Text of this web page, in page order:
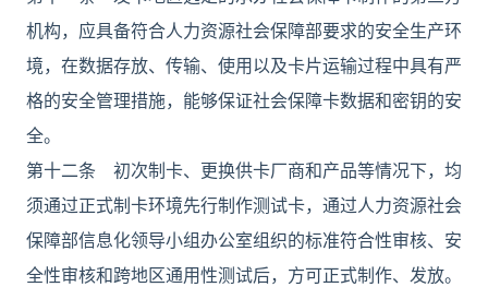
机构，应具备符合人力资源社会保障部要求的安全生产环
境，在数据存放、传输、使用以及卡片运输过程中具有严
格的安全管理措施，能够保证社会保障卡数据和密钥的安
全。
第十二条 初次制卡、更换供卡厂商和产品等情况下，均
须通过正式制卡环境先行制作测试卡，通过人力资源社会
保障部信息化领导小组办公室组织的标准符合性审核、安
全性审核和跨地区通用性测试后，方可正式制作、发放。